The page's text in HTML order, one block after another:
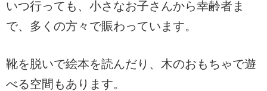
いつ行っても、小さなお子さんから幸齢者ま
で、多くの方々で賑わっています。
靴を脱いで絵本を読んだり、木のおもちゃで遊
べる空間もあります。